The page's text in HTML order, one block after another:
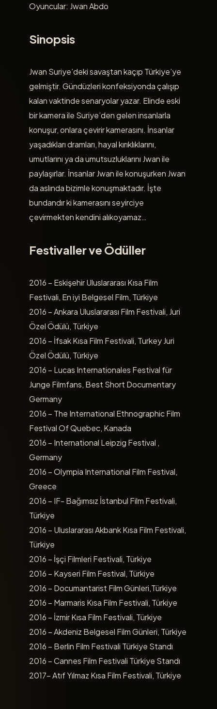
Oyuncular: Jwan Abdo
Sinopsis
Jwan Suriye’deki savaştan kaçıp Türkiye’ye
gelmiştir. Gündüzleri konfeksiyonda çalışıp
kalan vaktinde senaryolar yazar. Elinde eski
bir kamera ile Suriye’den gelen insanlarla
konuşur, onlara çevirir kamerasını. İnsanlar
yaşadıkları dramları, hayal kırıklıklarını,
umutlarını ya da umutsuzluklarını Jwan ile
paylaşırlar. İnsanlar Jwan ile konuşurken Jwan
da aslında bizimle konuşmaktadır. İşte
bundandır ki kamerasını seyirciye
çevirmekten kendini alıkoyamaz…
Festivaller ve Ödüller
2016 – Eskişehir Uluslararası Kısa Film
Festivali, En iyi Belgesel Film, Türkiye
2016 – Ankara Uluslararası Film Festivali, Juri
Özel Ödülü, Türkiye
2016 – İfsak Kısa Film Festivali, Turkey Juri
Özel Ödülü, Türkiye
2016 – Lucas Internationales Festival für
Junge Filmfans, Best Short Documentary
Germany
2016 – The International Ethnographic Film
Festival Of Quebec, Kanada
2016 – International Leipzig Festival ,
Germany
2016 – Olympia International Film Festival,
Greece
2016 – IF- Bağımsız İstanbul Film Festivali,
Türkiye
2016 – Uluslararası Akbank Kısa Film Festivali,
Türkiye
2016 – İşçi Filmleri Festivali, Türkiye
2016 – Kayseri Film Festival, Türkiye
2016 – Documantarist Film Günleri,Türkiye
2016 – Marmaris Kısa Film Festivali, Türkiye
2016 – İzmir Kısa Film Festivali, Türkiye
2016 – Akdeniz Belgesel Film Günleri, Türkiye
2016 – Berlin Film Festivali Türkiye Standı
2016 – Cannes Film Festivali Türkiye Standı
2017- Atıf Yılmaz Kısa Film Festivali, Türkiye